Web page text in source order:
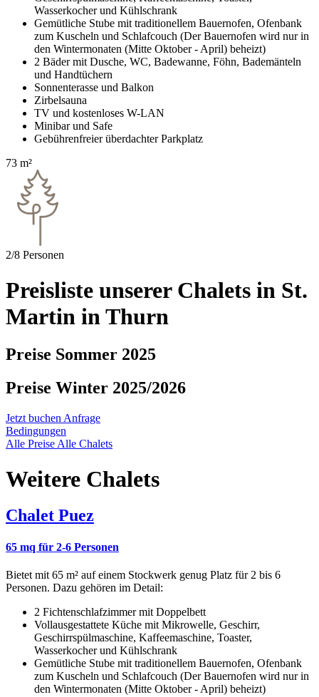
Wasserkocher und Kühlschrank
Gemütliche Stube mit traditionellem Bauernofen, Ofenbank
zum Kuscheln und Schlafcouch (Der Bauernofen wird nur in
den Wintermonaten (Mitte Oktober - April) beheizt)
2 Bäder mit Dusche, WC, Badewanne, Föhn, Bademänteln
und Handtüchern
Sonnenterasse und Balkon
Zirbelsauna
TV und kostenloses W-LAN
Minibar und Safe
Gebührenfreier überdachter Parkplatz
73 m²
2/8 Personen
Preisliste unserer Chalets in St.
Martin in Thurn
Preise Sommer 2025
Preise Winter 2025/2026
Jetzt buchen Anfrage
Bedingungen
Alle Preise Alle Chalets
Weitere Chalets
Chalet Puez
65 mq für 2-6 Personen
Bietet mit 65 m² auf einem Stockwerk genug Platz für 2 bis 6
Personen. Dazu gehören im Detail:
2 Fichtenschlafzimmer mit Doppelbett
Vollausgestattete Küche mit Mikrowelle, Geschirr,
Geschirrspülmaschine, Kaffeemaschine, Toaster,
Wasserkocher und Kühlschrank
Gemütliche Stube mit traditionellem Bauernofen, Ofenbank
zum Kuscheln und Schlafcouch (Der Bauernofen wird nur in
den Wintermonaten (Mitte Oktober - April) beheizt)